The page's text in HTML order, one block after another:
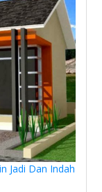
Jadi Dan Indah